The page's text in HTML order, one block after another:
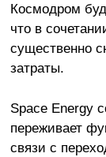
Космодром
что в
существенно
затраты.
Space Energy
переживает
связи с